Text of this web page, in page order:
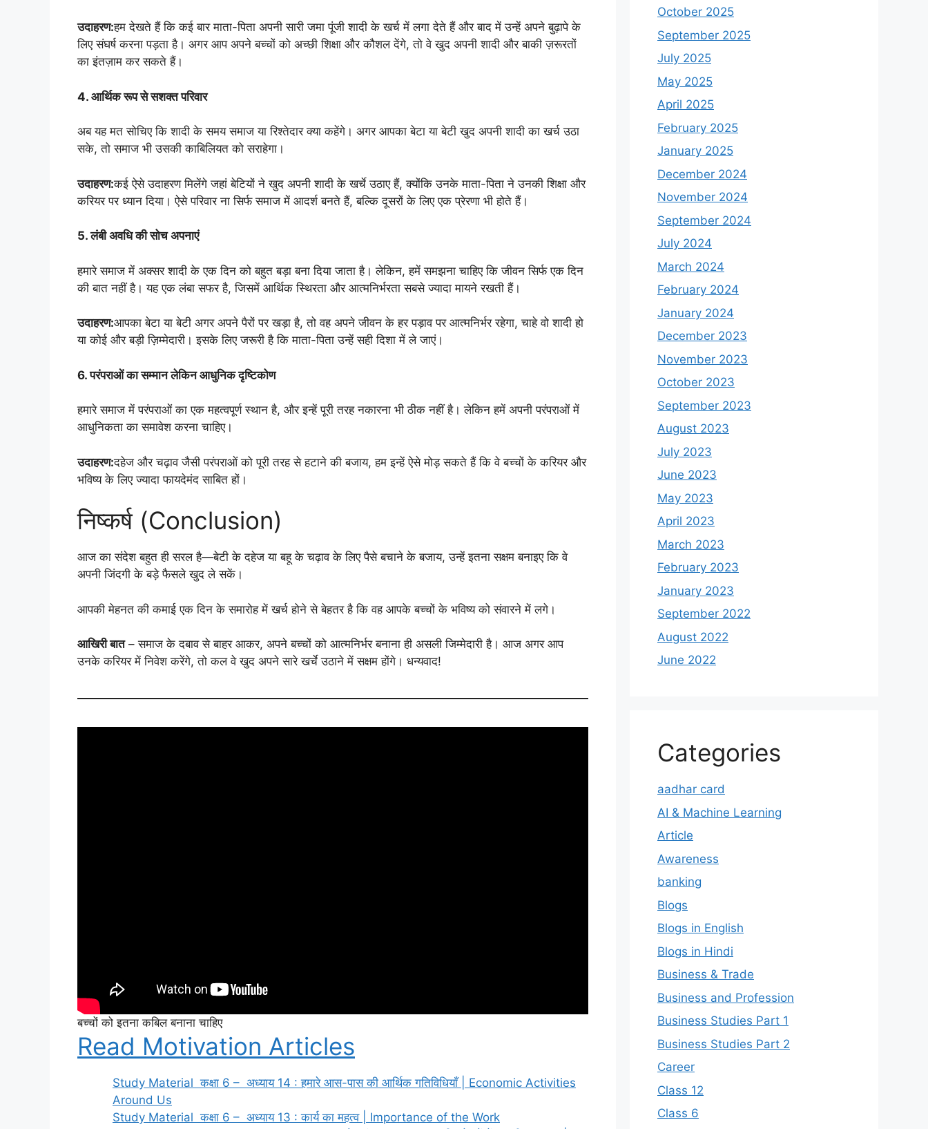
उदाहरण:हम देखते हैं कि कई बार माता-पिता अपनी सारी जमा पूंजी शादी के खर्च में लगा देते हैं और बाद में उन्हें अपने बुढ़ापे के
लिए संघर्ष करना पड़ता है। अगर आप अपने बच्चों को अच्छी शिक्षा और कौशल देंगे, तो वे खुद अपनी शादी और बाकी ज़रूरतों
का इंतज़ाम कर सकते हैं।
4. आर्थिक रूप से सशक्त परिवार
अब यह मत सोचिए कि शादी के समय समाज या रिश्तेदार क्या कहेंगे। अगर आपका बेटा या बेटी खुद अपनी शादी का खर्च उठा
सके, तो समाज भी उसकी काबिलियत को सराहेगा।
उदाहरण:कई ऐसे उदाहरण मिलेंगे जहां बेटियों ने खुद अपनी शादी के खर्चे उठाए हैं, क्योंकि उनके माता-पिता ने उनकी शिक्षा और
करियर पर ध्यान दिया। ऐसे परिवार ना सिर्फ समाज में आदर्श बनते हैं, बल्कि दूसरों के लिए एक प्रेरणा भी होते हैं।
5. लंबी अवधि की सोच अपनाएं
हमारे समाज में अक्सर शादी के एक दिन को बहुत बड़ा बना दिया जाता है। लेकिन, हमें समझना चाहिए कि जीवन सिर्फ एक दिन
की बात नहीं है। यह एक लंबा सफर है, जिसमें आर्थिक स्थिरता और आत्मनिर्भरता सबसे ज्यादा मायने रखती हैं।
उदाहरण:आपका बेटा या बेटी अगर अपने पैरों पर खड़ा है, तो वह अपने जीवन के हर पड़ाव पर आत्मनिर्भर रहेगा, चाहे वो शादी हो
या कोई और बड़ी ज़िम्मेदारी। इसके लिए जरूरी है कि माता-पिता उन्हें सही दिशा में ले जाएं।
6. परंपराओं का सम्मान लेकिन आधुनिक दृष्टिकोण
हमारे समाज में परंपराओं का एक महत्वपूर्ण स्थान है, और इन्हें पूरी तरह नकारना भी ठीक नहीं है। लेकिन हमें अपनी परंपराओं में
आधुनिकता का समावेश करना चाहिए।
उदाहरण:दहेज और चढ़ाव जैसी परंपराओं को पूरी तरह से हटाने की बजाय, हम इन्हें ऐसे मोड़ सकते हैं कि वे बच्चों के करियर और
भविष्य के लिए ज्यादा फायदेमंद साबित हों।
निष्कर्ष (Conclusion)
आज का संदेश बहुत ही सरल है—बेटी के दहेज या बहू के चढ़ाव के लिए पैसे बचाने के बजाय, उन्हें इतना सक्षम बनाइए कि वे
अपनी जिंदगी के बड़े फैसले खुद ले सकें।
आपकी मेहनत की कमाई एक दिन के समारोह में खर्च होने से बेहतर है कि वह आपके बच्चों के भविष्य को संवारने में लगे।
आखिरी बात– समाज के दबाव से बाहर आकर, अपने बच्चों को आत्मनिर्भर बनाना ही असली जिम्मेदारी है। आज अगर आप
उनके करियर में निवेश करेंगे, तो कल वे खुद अपने सारे खर्चे उठाने में सक्षम होंगे। धन्यवाद!
बच्चों को इतना कबिल बनाना चाहिए
Read Motivation Articles
Study Material कक्षा 6 – अध्याय 14 : हमारे आस-पास की आर्थिक गतिविधियाँ | Economic Activities
Around Us
Study Material कक्षा 6 – अध्याय 13 : कार्य का महत्व | Importance of the Work
October 2025
September 2025
July 2025
May 2025
April 2025
February 2025
January 2025
December 2024
November 2024
September 2024
July 2024
March 2024
February 2024
January 2024
December 2023
November 2023
October 2023
September 2023
August 2023
July 2023
June 2023
May 2023
April 2023
March 2023
February 2023
January 2023
September 2022
August 2022
June 2022
Categories
aadhar card
AI & Machine Learning
Article
Awareness
banking
Blogs
Blogs in English
Blogs in Hindi
Business & Trade
Business and Profession
Business Studies Part 1
Business Studies Part 2
Career
Class 12
Class 6